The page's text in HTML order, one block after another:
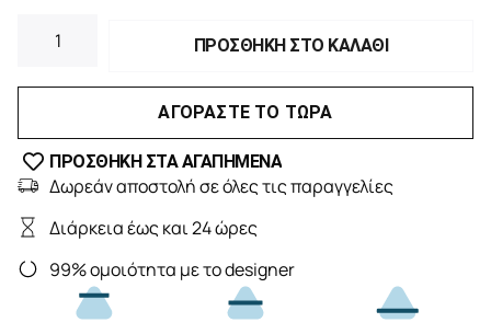
ΠΡΟΣΘΗΚΗ ΣΤΟ ΚΑΛΑΘΙ
ΑΓΟΡΑΣΤΕ ΤΟ ΤΩΡΑ
ΠΡΟΣΘΗΚΗ ΣΤΑ ΑΓΑΠΗΜΕΝΑ
Δωρεάν αποστολή σε όλες τις παραγγελίες
Διάρκεια έως και 24 ώρες
99% ομοιότητα με το designer